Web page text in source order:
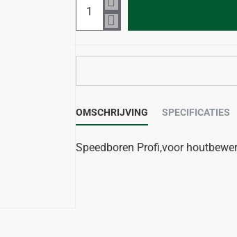
OMSCHRIJVING SPECIFICATIES
Speedboren Profi,voor